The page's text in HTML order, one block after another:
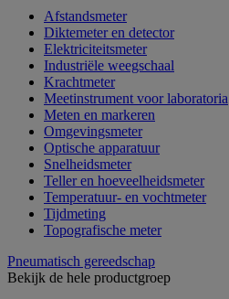
Afstandsmeter
Diktemeter en detector
Elektriciteitsmeter
Industriële weegschaal
Krachtmeter
Meetinstrument voor laboratoria
Meten en markeren
Omgevingsmeter
Optische apparatuur
Snelheidsmeter
Teller en hoeveelheidsmeter
Temperatuur- en vochtmeter
Tijdmeting
Topografische meter
Pneumatisch gereedschap
Bekijk de hele productgroep